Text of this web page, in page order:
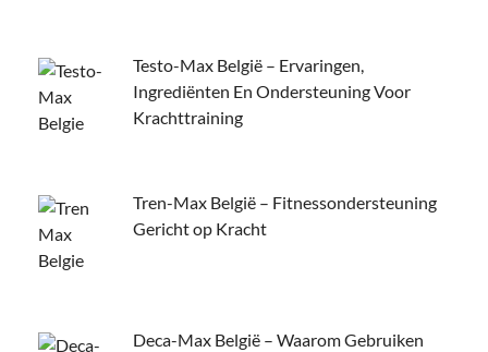
Testo-Max België – Ervaringen,
Ingrediënten En Ondersteuning Voor
Krachttraining
Tren-Max België – Fitnessondersteuning
Gericht op Kracht
Deca-Max België – Waarom Gebruiken